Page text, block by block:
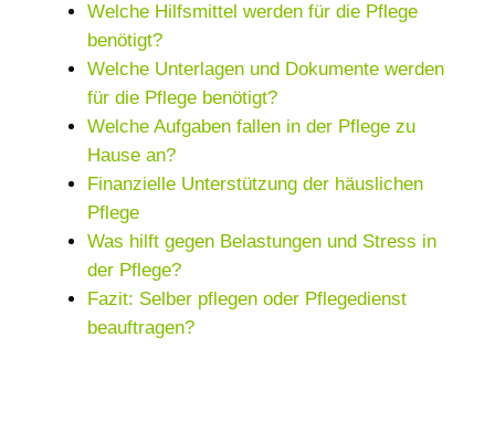
Welche Hilfsmittel werden für die Pflege
benötigt?
Welche Unterlagen und Dokumente werden
für die Pflege benötigt?
Welche Aufgaben fallen in der Pflege zu
Hause an?
Finanzielle Unterstützung der häuslichen
Pflege
Was hilft gegen Belastungen und Stress in
der Pflege?
Fazit: Selber pflegen oder Pflegedienst
beauftragen?